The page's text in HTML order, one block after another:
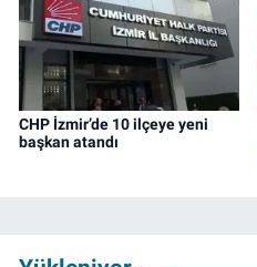
CHP İzmir’de 10 ilçeye yeni
başkan atandı